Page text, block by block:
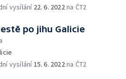
vysílání 22. 6. 2022na ČT2
po jihu Galicie
vysílání15. 6. 2022na ČT2